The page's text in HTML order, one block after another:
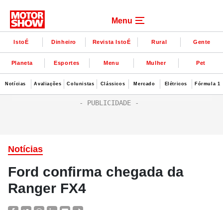
Menu
IstoÉ Dinheiro Revista IstoÉ Rural Gente
Planeta Esportes Menu Mulher Pet
Notícias Avaliações Colunistas Clássicos Mercado Elétricos Fórmula 1
Notícias
Ford confirma chegada da
Ranger FX4